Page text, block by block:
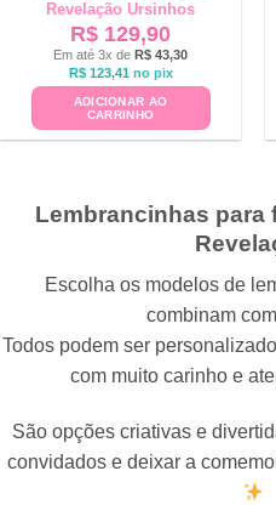
Revelação Ursinhos
R$ 129,90
Em até 3x de R$ 43,30
R$123,41 no pix
ADICIONAR AO
CARRINHO
Lembrancinhas para
Escolha os modelos de
combinam
Todos podem ser
com muito carinho e
São opções criativas e
convidados e deixar a